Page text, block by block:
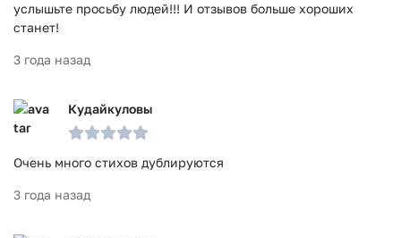
услышьте просьбу людей!!! И отзывов больше хороших
станет!
3 года назад
Кудайкуловы
Очень много стихов дублируются
3 года назад